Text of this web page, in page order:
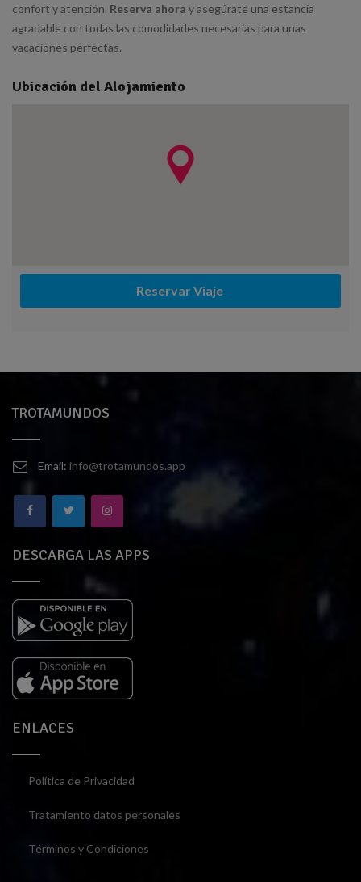
confort y atención. Reserva ahora y asegúrate una estancia
agradable con todas las comodidades necesarias para unas
vacaciones perfectas.
Ubicación del Alojamiento
Reservar Viaje
TROTAMUNDOS
Email: info@trotamundos.app
DESCARGA LAS APPS
ENLACES
Política de Privacidad
Tratamiento datos personales
Términos y Condiciones